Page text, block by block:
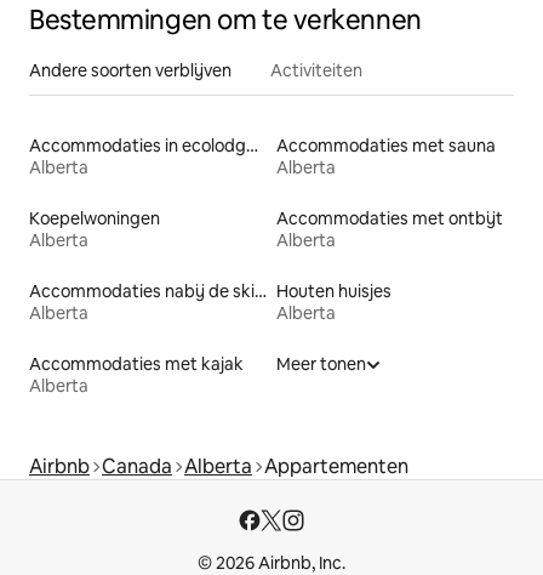
Bestemmingen om te verkennen
Andere soorten verblijven Activiteiten
Accommodaties in ecolodges
Alberta
Accommodaties met sauna
Alberta
Koepelwoningen
Alberta
Accommodaties met ontbijt
Alberta
Accommodaties nabij de skipiste
Alberta
Houten huisjes
Alberta
Accommodaties met kajak
Alberta
Meer tonen
Airbnb Canada Alberta Appartementen
© 2026 Airbnb, Inc.